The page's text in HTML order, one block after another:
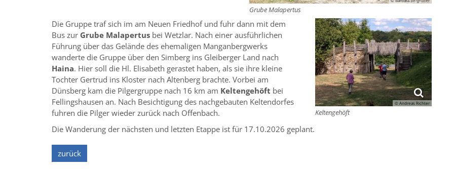
Grube Malapertus
© Andreas Richter
Keltengehöft
Die Gruppe traf sich im am Neuen Friedhof und fuhr dann mit dem
Bus zur Grube Malapertus bei Wetzlar. Nach einer ausführlichen
Führung über das Gelände des ehemaligen Manganbergwerks
wanderte die Gruppe über den Simberg ins Gleiberger Land nach
Haina. Hier soll die Hl. Elisabeth gerastet haben, als sie ihre kleine
Tochter Gertrud ins Kloster nach Altenberg brachte. Vorbei am
Dünsberg kam die Pilgergruppe nach 16 km am Keltengehöft bei
Fellingshausen an. Nach Besichtigung des nachgebauten Keltendorfes
fuhren die Pilger wieder zurück nach Offenbach.
Die Wanderung der nächsten und letzten Etappe ist für 17.10.2026 geplant.
zurück